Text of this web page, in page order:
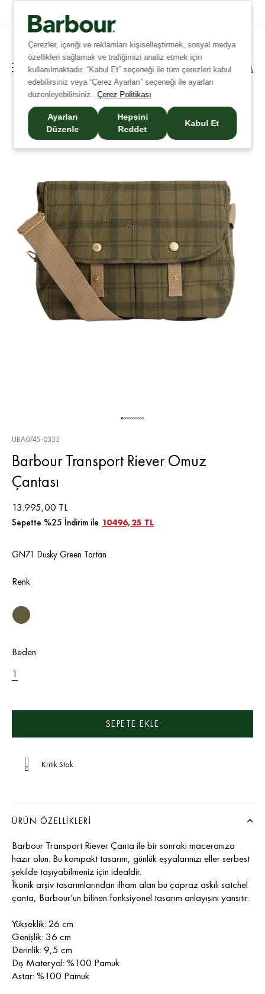
Çerezler, içeriği ve reklamları kişiselleştirmek, sosyal medya
özellikleri sağlamak ve trafiğimizi analiz etmek için
kullanılmaktadır. “Kabul Et” seçeneği ile tüm çerezleri kabul
edebilirsiniz veya “Çerez Ayarları” seçeneği ile ayarları
düzenleyebilirsiniz. Çerez Politikası
Ayarları
Düzenle
Hepsini
Reddet
Kabul Et
UBA0745-0355
Barbour Transport Riever Omuz
Çantası
13.995,00 TL
Sepette %25 İndirim ile 10496,25 TL
GN71 Dusky Green Tartan
Renk
Beden
1
Kritik Stok
ÜRÜN ÖZELLIKLERI
Barbour Transport Riever Çanta ile bir sonraki maceranıza
hazır olun. Bu kompakt tasarım, günlük eşyalarınızı eller serbest
şekilde taşıyabilmeniz için idealdir.
İkonik arşiv tasarımlarından ilham alan bu çapraz askılı satchel
çanta, Barbour’un bilinen fonksiyonel tasarım anlayışını yansıtır.
Yükseklik: 26 cm
Genişlik: 36 cm
Derinlik: 9,5 cm
Dış Materyal: %100 Pamuk
Astar: %100 Pamuk